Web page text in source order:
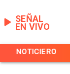
EN VIVO
SEÑAL
NOTICIERO